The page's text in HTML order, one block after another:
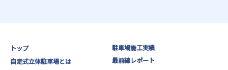
トップ
自走式立体駐車場とは
駐車場施工実績
最前線レポート